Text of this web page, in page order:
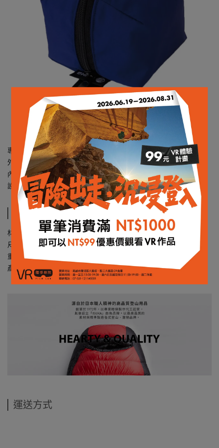
專為頭燈設計的收納袋，設有備用電池放置隔層
外層為防水WEATHERTEC材質，避免頭燈被弄濕
內層採刷毛處理，可防止刮傷
設有專門放置備用電池的空間
規格說明
材質：尼龍、聚酯纖維
尺寸：9 x 10 x 9 公分
重量：17 g
產地：日本
運送方式